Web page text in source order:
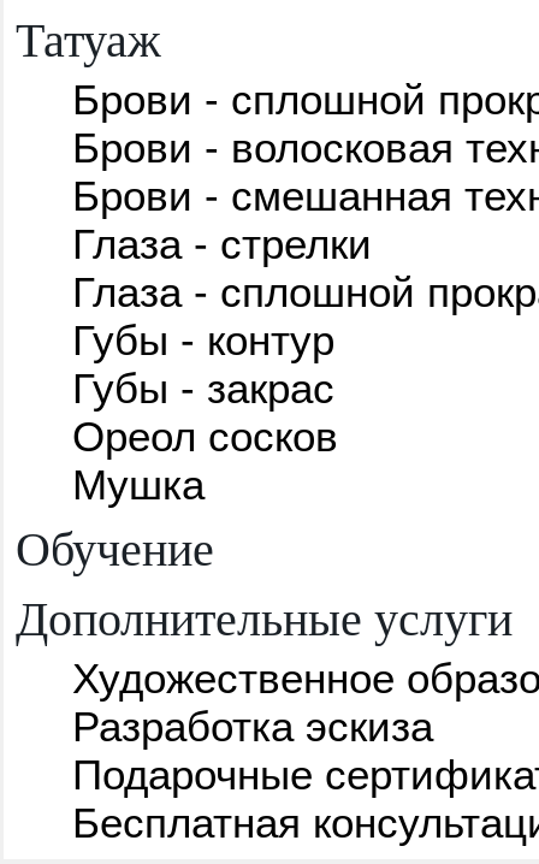
Татуаж
Брови - сплошной
Брови - волосковая
Брови - смешанная
Глаза - стрелки
Глаза - сплошной
Губы - контур
Губы - закрас
Ореол сосков
Мушка
Обучение
Дополнительные услуги
Художественное
Разработка эскиза
Подарочные
Бесплатная